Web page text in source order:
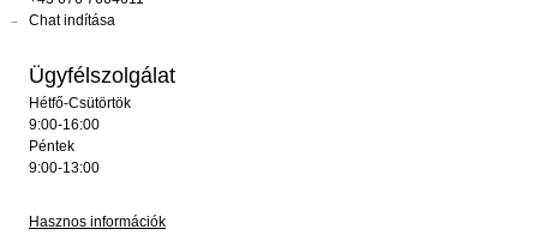
Chat indítása
Ügyfélszolgálat
Hétfő-Csütörtök
9:00-16:00
Péntek
9:00-13:00
Hasznos információk